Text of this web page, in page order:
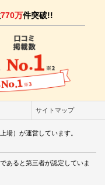
770万件突破!!
サイトマップ
場）が運営しています。
あると第三者が認定していま